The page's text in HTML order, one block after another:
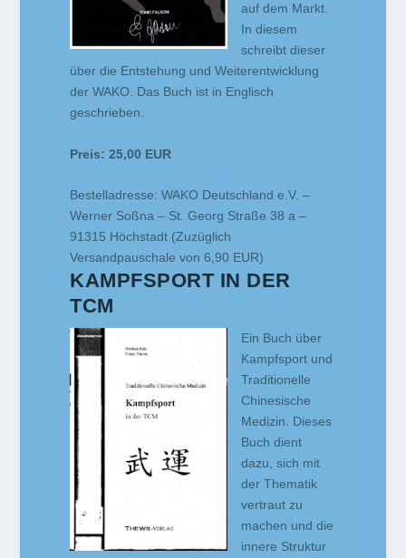
auf dem Markt.
In diesem
schreibt dieser
über die Entstehung und Weiterentwicklung
der WAKO. Das Buch ist in Englisch
geschrieben.
Preis: 25,00 EUR
Bestelladresse: WAKO Deutschland e.V. –
Werner Soßna – St. Georg Straße 38 a –
91315 Höchstadt (Zuzüglich
Versandpauschale von 6,90 EUR)
KAMPFSPORT IN DER
TCM
Ein Buch über
Kampfsport und
Traditionelle
Chinesische
Medizin. Dieses
Buch dient
dazu, sich mit
der Thematik
vertraut zu
machen und die
innere Struktur